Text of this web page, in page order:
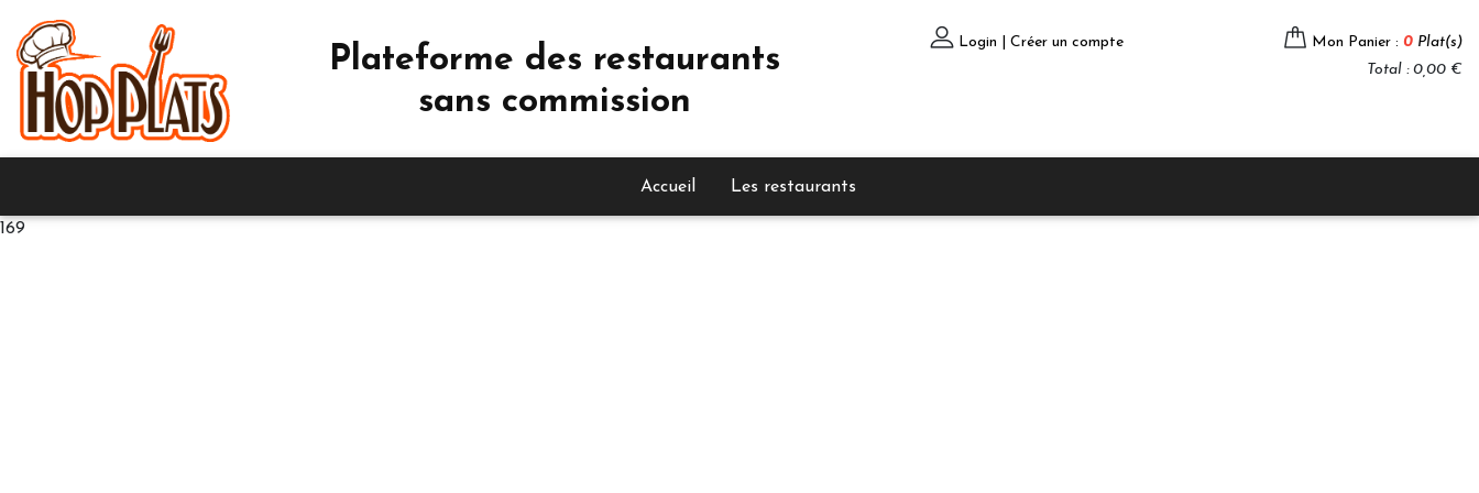
Plateforme des restaurants
sans commission
Login | Créer un compte Mon Panier : 0 Plat(s)
Total : 0,00 €
Accueil Les restaurants
169